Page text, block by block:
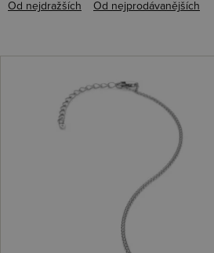
Od nejdražších Od nejprodávanějších